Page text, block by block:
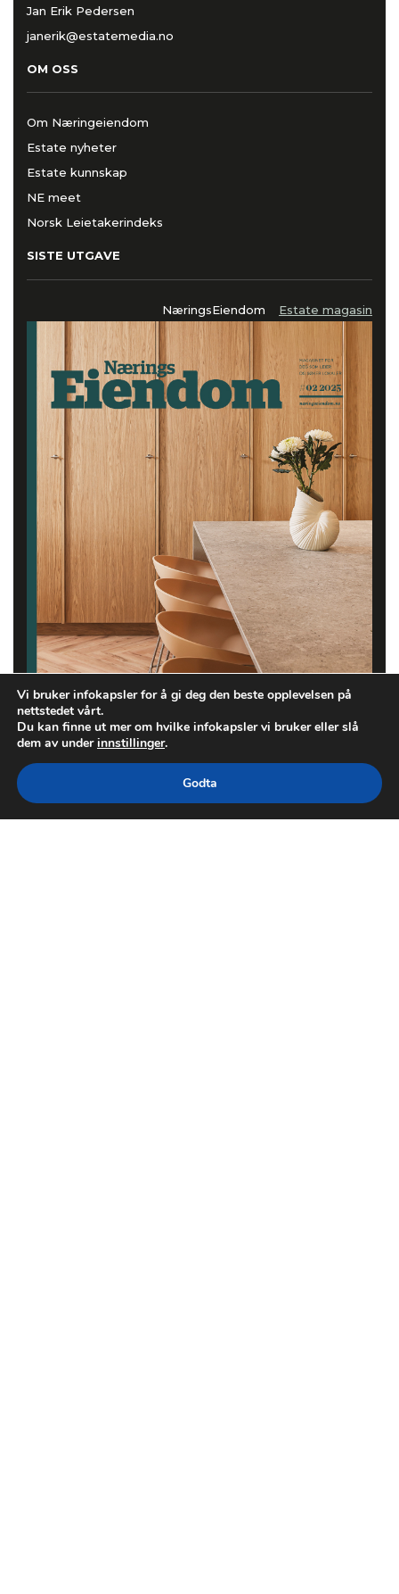
Jan Erik Pedersen
janerik@estatemedia.no
OM OSS
Om Næringeiendom
Estate nyheter
Estate kunnskap
NE meet
Norsk Leietakerindeks
SISTE UTGAVE
NæringsEiendom Estate magasin
Vi bruker infokapsler for å gi deg den beste opplevelsen på
nettstedet vårt.
Du kan finne ut mer om hvilke infokapsler vi bruker eller slå
dem av underinnstillinger.
Godta